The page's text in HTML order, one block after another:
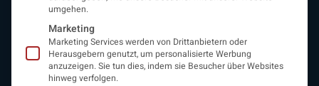
Kontakt
Impressum
Datenschutzerklärung
umgehen.
Marketing
Marketing Services werden von Drittanbietern oder
Herausgebern genutzt, um personalisierte Werbung
anzuzeigen. Sie tun dies, indem sie Besucher über Websites
hinweg verfolgen.